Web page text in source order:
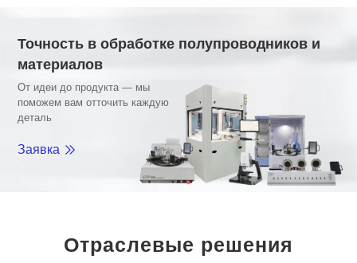
Точность в обработке полупроводников и
материалов
От идеи до продукта — мы
поможем вам отточить каждую
деталь
Заявка
Отраслевые решения